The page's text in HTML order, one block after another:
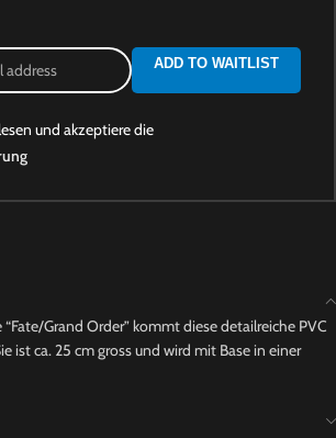
ADD TO WAITLIST
und akzeptiere die
Grand Order” kommt diese detailreiche PVC
ist ca. 25 cm gross und wird mit Base in einer